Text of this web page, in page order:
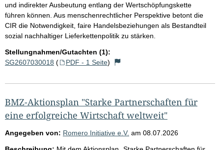
und indirekter Ausbeutung entlang der Wertschöpfungskette
führen können. Aus menschenrechtlicher Perspektive betont die
CIR die Notwendigkeit, faire Handelsbeziehungen als Bestandteil
sozial nachhaltiger Lieferkettenpolitik zu stärken.
Stellungnahmen/Gutachten (1):
SG2607030018 ( PDF - 1 Seite)
BMZ-Aktionsplan "Starke Partnerschaften für
eine erfolgreiche Wirtschaft weltweit"
Angegeben von: Romero Initiative e.V. am 08.07.2026